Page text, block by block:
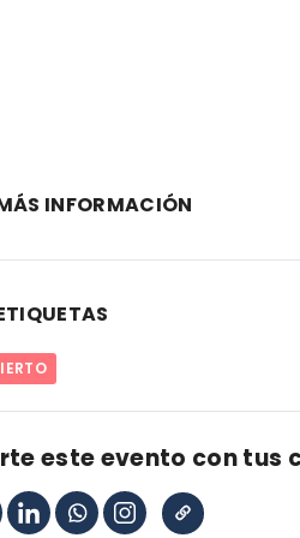
INFORMACIÓN
este evento con tus